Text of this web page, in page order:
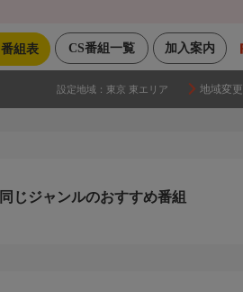
加入案内
CS番組一覧
番組表
設定地域： 東京 東エリア 地域変更
同じジャンルのおすすめ番組